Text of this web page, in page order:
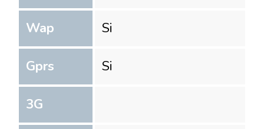
Wap Si
Gprs Si
3G